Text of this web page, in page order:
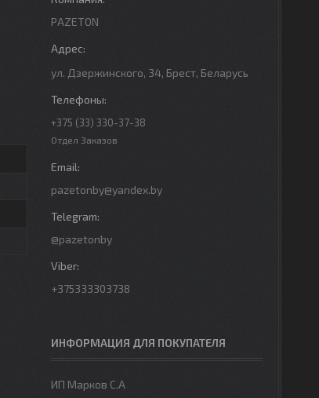
PAZETON
ул. Дзержинского, 34, Брест, Беларусь
+375 (33) 330-37-38
Отдел Заказов
pazetonby@yandex.by
@pazetonby
+375333303738
ИНФОРМАЦИЯ ДЛЯ ПОКУПАТЕЛЯ
ИП Марков С.А